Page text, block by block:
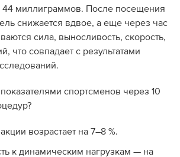
44 миллиграммов. После посещения
снижается вдвое, а еще через час
сила, выносливость, скорость,
что совпадает с результатами
спортсменов через 10
возрастает на 7–8 %.
к динамическим нагрузкам — на